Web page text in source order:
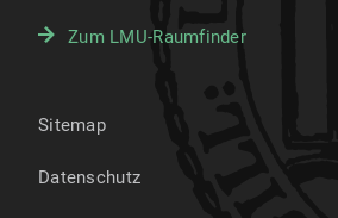
Zum LMU-Raumfinder
Sitemap
Datenschutz